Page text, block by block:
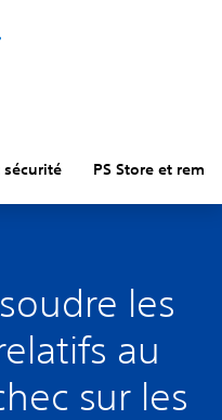
sécurité PS Store et
les
au
sur les